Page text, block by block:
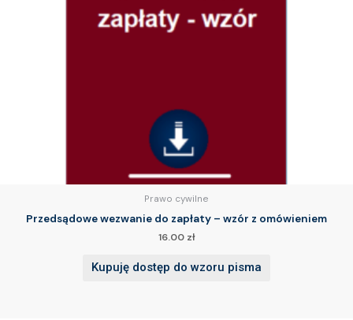
Prawo cywilne
Przedsądowe wezwanie do zapłaty – wzór z omówieniem
16.00 zł
Kupuję dostęp do wzoru pisma